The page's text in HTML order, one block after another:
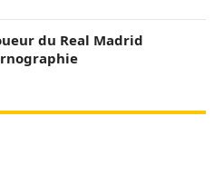
du Real Madrid